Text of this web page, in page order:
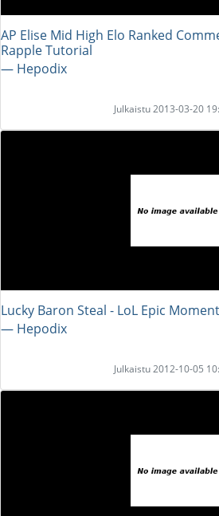
AP Elise Mid High Elo Ranked
Rapple Tutorial
― Hepodix
Julkaistu 2013-03-20
Lucky Baron Steal - LoL Epic
― Hepodix
Julkaistu 2012-10-05